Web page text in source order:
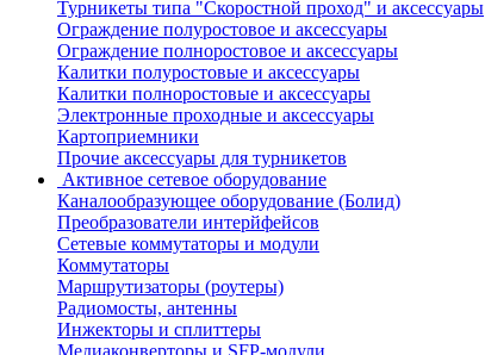
Турникеты типа "Скоростной проход" и аксессуары
Ограждение полуростовое и аксессуары
Ограждение полноростовое и аксессуары
Калитки полуростовые и аксессуары
Калитки полноростовые и аксессуары
Электронные проходные и аксессуары
Картоприемники
Прочие аксессуары для турникетов
Активное сетевое оборудование
Каналообразующее оборудование (Болид)
Преобразователи интерйфейсов
Сетевые коммутаторы и модули
Коммутаторы
Маршрутизаторы (роутеры)
Радиомосты, антенны
Инжекторы и сплиттеры
Медиаконверторы и SFP-модули